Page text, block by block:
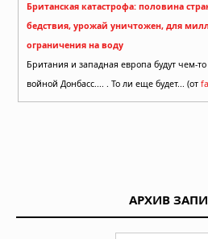
Британская катастрофа: половина
бедствия, урожай уничтожен, для
ограничения на воду
Британия и западная европа будут чем-
войной Донбасс.... . То ли еще будет... (от
АРХИВ